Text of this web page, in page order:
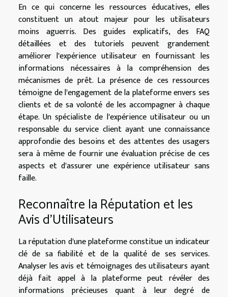
En ce qui concerne les ressources éducatives, elles
constituent un atout majeur pour les utilisateurs
moins aguerris. Des guides explicatifs, des FAQ
détaillées et des tutoriels peuvent grandement
améliorer l'expérience utilisateur en fournissant les
informations nécessaires à la compréhension des
mécanismes de prêt. La présence de ces ressources
témoigne de l'engagement de la plateforme envers ses
clients et de sa volonté de les accompagner à chaque
étape. Un spécialiste de l'expérience utilisateur ou un
responsable du service client ayant une connaissance
approfondie des besoins et des attentes des usagers
sera à même de fournir une évaluation précise de ces
aspects et d'assurer une expérience utilisateur sans
faille.
Reconnaître la Réputation et les
Avis d'Utilisateurs
La réputation d'une plateforme constitue un indicateur
clé de sa fiabilité et de la qualité de ses services.
Analyser les avis et témoignages des utilisateurs ayant
déjà fait appel à la plateforme peut révéler des
informations précieuses quant à leur degré de